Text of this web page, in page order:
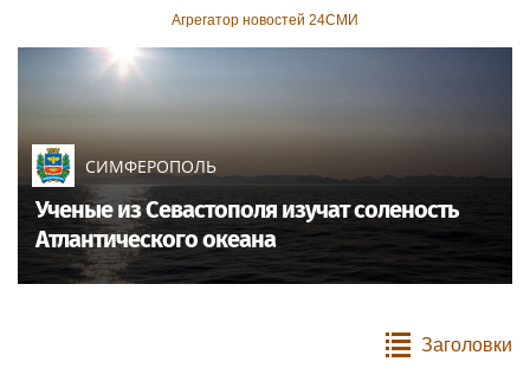
Агрегатор новостей 24СМИ
СИМФЕРОПОЛЬ
Ученые из Севастополя изучат соленость
Атлантического океана
Заголовки